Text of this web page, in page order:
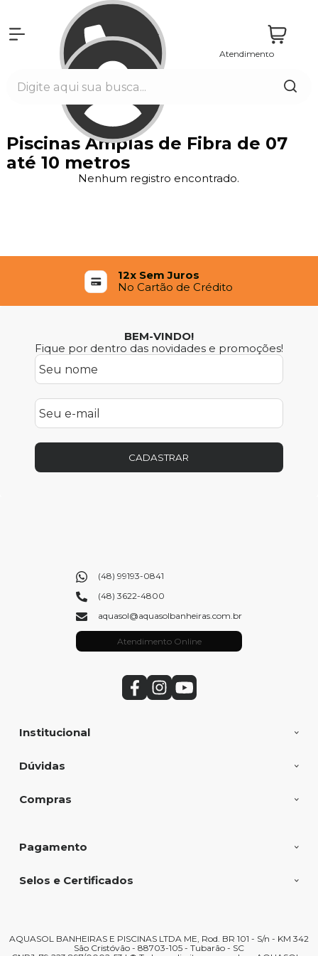
Atendimento
Piscinas Amplas de Fibra de 07
até 10 metros
Nenhum registro encontrado.
12x Sem Juros
No Cartão de Crédito
BEM-VINDO!
Fique por dentro das novidades e promoções!
CADASTRAR
Institucional
Dúvidas
Compras
(48) 99193-0841
(48) 3622-4800
aquasol@aquasolbanheiras.com.br
Atendimento Online
Pagamento
Selos e Certificados
AQUASOL BANHEIRAS E PISCINAS LTDA ME, Rod. BR 101 - S/n - KM 342
São Cristóvão - 88703-105 - Tubarão - SC